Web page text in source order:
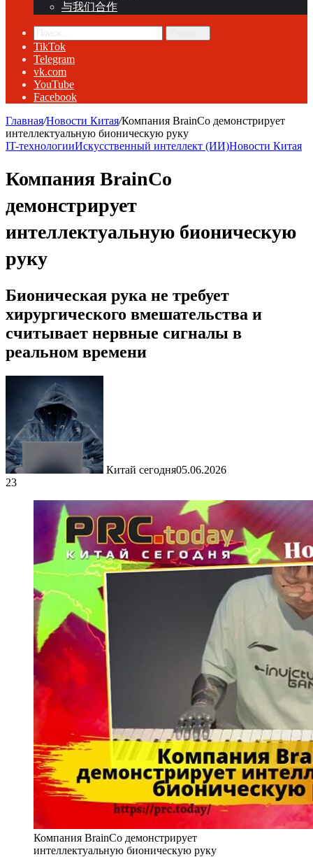
与我们合作
TikTok
Telegram
vk.com
YouTube
Facebook
Главная/Новости Китая/Компания BrainCo демонстрирует
интеллектуальную бионическую руку
IT-технологииИскусственный интеллект (ИИ)Новости Китая
Компания BrainCo
демонстрирует
интеллектуальную бионическую
руку
Бионическая рука не требует
хирургического вмешательства и
считывает нервные сигналы в
реальном времени
Китай сегодня05.06.2026
23
Компания BrainCo демонстрирует
интеллектуальную бионическую руку